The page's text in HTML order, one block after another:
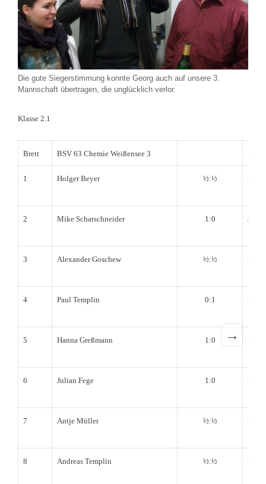
Die gute Siegerstimmung konnte Georg auch auf unsere 3.
Mannschaft übertragen, die unglücklich verlor.
Klasse 2.1
Brett BSV 63 Chemie Weißensee 3 SC
1 Holger Beyer ½:½
2 Mike Schatschneider 1:0
3 Alexander Goschew ½:½
4 Paul Templin 0:1
5 Hanna Greßmann 1:0 Dirk
6 Julian Fege 1:0
7 Antje Müller ½:½
8 Andreas Templin ½:½
→